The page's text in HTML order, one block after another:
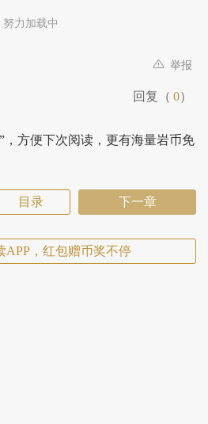
努力加载中
举报
回复（ 0）
，方便下次阅读，更有海量岩币免
目录 下一章
APP，红包赠币奖不停